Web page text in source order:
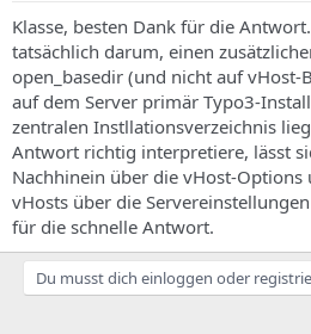
Klasse, besten Dank für die
tatsächlich darum, einen
open_basedir (und nicht auf vHost-
auf dem Server primär Typo3-
zentralen Instllationsverzeichnis
Antwort richtig interpretiere, lässt
Nachhinein über die vHost-Options
vHosts über die
für die schnelle Antwort.
Du musst dich einloggen oder